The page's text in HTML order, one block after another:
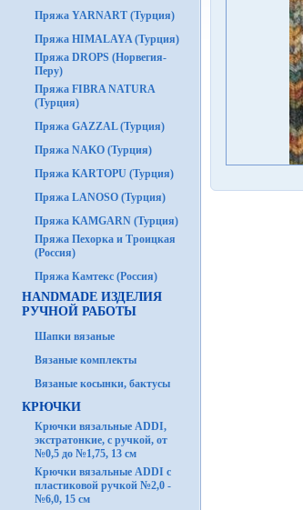
Пряжа YARNART (Турция)
Пряжа HIMALAYA (Турция)
Пряжа DROPS (Норвегия-
Перу)
Пряжа FIBRA NATURA
(Турция)
Пряжа GAZZAL (Турция)
Пряжа NAKO (Турция)
Пряжа KARTOPU (Турция)
Пряжа LANOSO (Турция)
Пряжа KAMGARN (Турция)
Пряжа Пехорка и Троицкая
(Россия)
Пряжа Камтекс (Россия)
HANDMADE ИЗДЕЛИЯ
РУЧНОЙ РАБОТЫ
Шапки вязаные
Вязаные комплекты
Вязаные косынки, бактусы
КРЮЧКИ
Крючки вязальные ADDI,
экстратонкие, с ручкой, от
№0,5 до №1,75, 13 см
Крючки вязальные ADDI с
пластиковой ручкой №2,0 -
№6,0, 15 см